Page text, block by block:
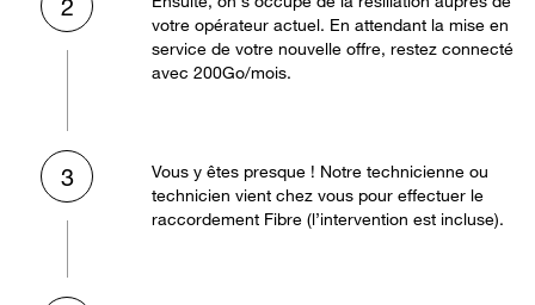
2
votre opérateur actuel. En attendant la mise en
service de votre nouvelle offre, restez connecté
avec 200Go/mois.
3
Vous y êtes presque ! Notre technicienne ou
technicien vient chez vous pour effectuer le
raccordement Fibre (l’intervention est incluse).